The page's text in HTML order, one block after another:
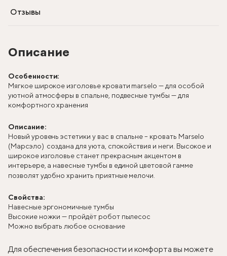
Описание
Особенности:
Мягкое широкое изголовье кровати marselo — для особой
уютной атмосферы в спальне, подвесные тумбы — для
комфортного хранения
Описание:
Новый уровень эстетики у вас в спальне – кровать Marselo
(Марсэло) создана для уюта, спокойствия и неги. Высокое и
широкое изголовье станет прекрасным акцентом в
интерьере, а навесные тумбы в единой цветовой гамме
позволят удобно хранить приятные мелочи.
Свойства:
Навесные эргономичные тумбы
Высокие ножки — пройдёт робот пылесос
Можно выбрать любое основание
Для обеспечения безопасности и комфорта вы можете
Отзывы